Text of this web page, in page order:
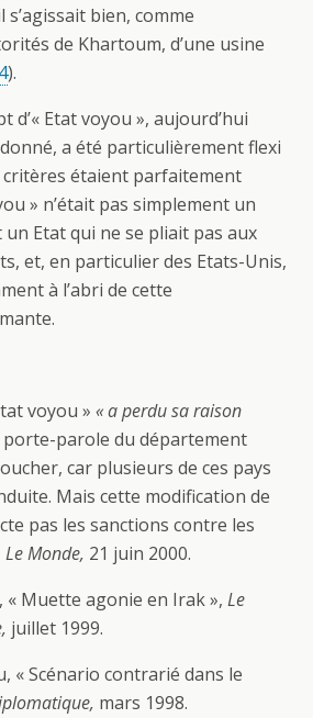
bien, comme
de Khartoum, d’une usine
).
d’« Etat voyou », aujourd’hui
a été particulièrement flexi
critères étaient parfaitement
» n’était pas simplement un
un Etat qui ne se pliait pas aux
et, en particulier des Etats-Unis,
à l’abri de cette
voyou » « a perdu sa raison
porte-parole du département
car plusieurs de ces pays
Mais cette modification de
pas les sanctions contre les
Le Monde, 21 juin 2000.
« Muette agonie en Irak », Le
juillet 1999.
« Scénario contrarié dans le
mars 1998.